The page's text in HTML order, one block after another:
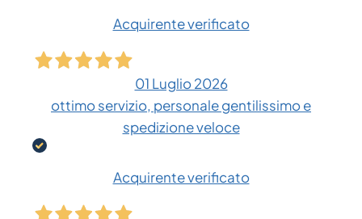
Acquirente verificato
01 Luglio 2026
ottimo servizio, personale gentilissimo e
spedizione veloce
Acquirente verificato